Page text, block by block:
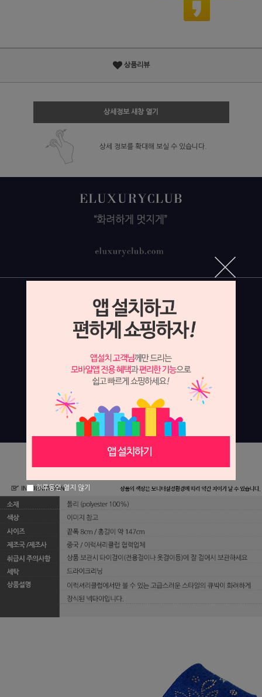
상품리뷰
상세정보 새창 열기
상세 정보를 확대해 보실 수 있습니다.
하루동안 열지 않기